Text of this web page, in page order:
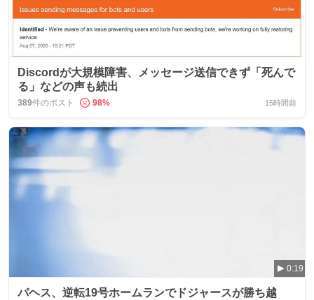
Discordが大規模障害、メッセージ送信できず「死んで
る」などの声も続出
389件のポスト 98% 15時間前
0:19
パヘス、逆転19号ホームランでドジャースが勝ち越